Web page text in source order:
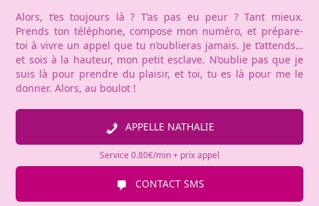
Alors, t’es toujours là ? T’as pas eu peur ? Tant mieux.
Prends ton téléphone, compose mon numéro, et prépare-
toi à vivre un appel que tu n’oublieras jamais. Je t’attends…
et sois à la hauteur, mon petit esclave. N’oublie pas que je
suis là pour prendre du plaisir, et toi, tu es là pour me le
donner. Alors, au boulot !
APPELLE NATHALIE
Service 0.80€/min + prix appel
CONTACT SMS